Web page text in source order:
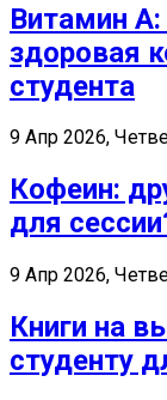
Витамин А:
здоровая
студента
9 Апр 2026,
Кофеин:
для
9 Апр 2026,
Книги на
студенту